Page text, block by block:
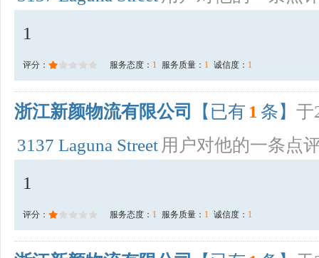
1
评分： 服务态度： 1 服务质量： 1 诚信度： 1
浙江新颜物流有限公司 【已有 1 条】 于
3137 Laguna Street 用户对他的一条点
1
评分： 服务态度： 1 服务质量： 1 诚信度： 1